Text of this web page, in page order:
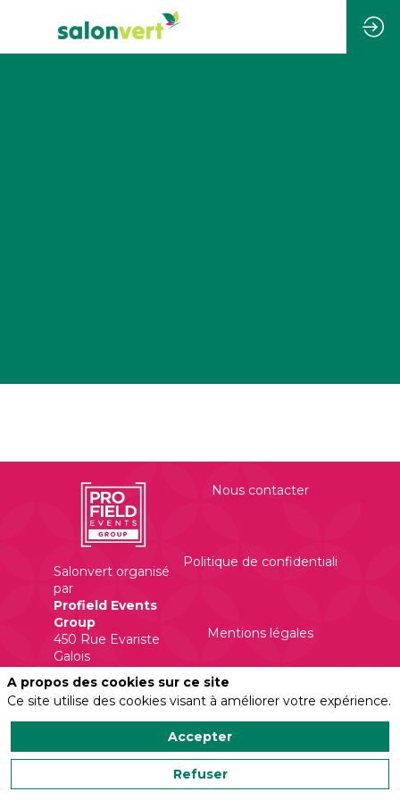
Salonvert organisé
par
Profield Events
Group
450 Rue Evariste
Galois
Nous contacter
Politique de confidentialité
Mentions légales
A propos des cookies sur ce site
Ce site utilise des cookies visant à améliorer votre expérience.
Accepter
Refuser